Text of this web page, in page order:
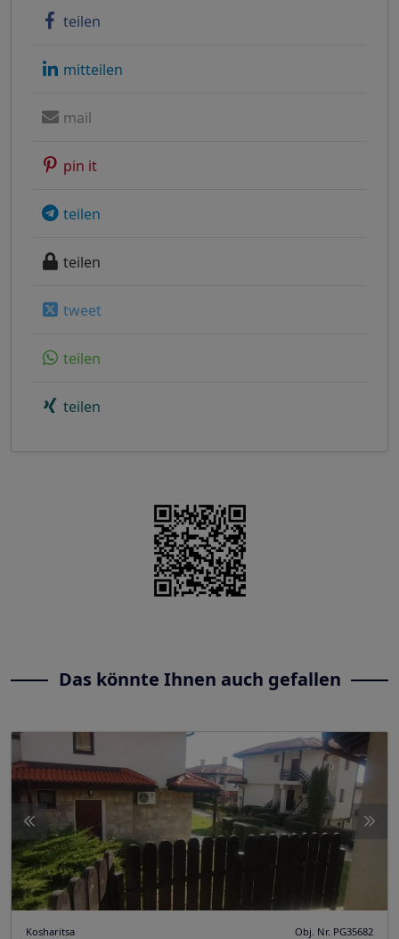
teilen
mitteilen
mail
pin it
teilen
teilen
tweet
teilen
teilen
Das könnte Ihnen auch gefallen
Kosharitsa Obj. Nr. PG35682